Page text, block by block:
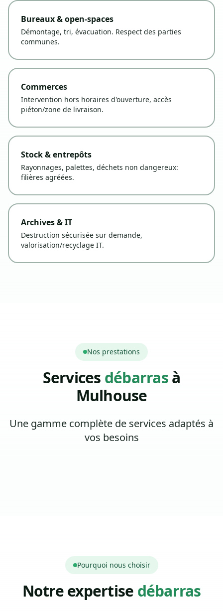
Bureaux & open-spaces
Démontage, tri, évacuation. Respect des parties
communes.
Commerces
Intervention hors horaires d'ouverture, accès
piéton/zone de livraison.
Stock & entrepôts
Rayonnages, palettes, déchets non dangereux:
filières agréées.
Archives & IT
Destruction sécurisée sur demande,
valorisation/recyclage IT.
Nos prestations
Services débarrasà
Mulhouse
Une gamme complète de services adaptés à
vos besoins
Pourquoi nous choisir
Notre expertise débarras